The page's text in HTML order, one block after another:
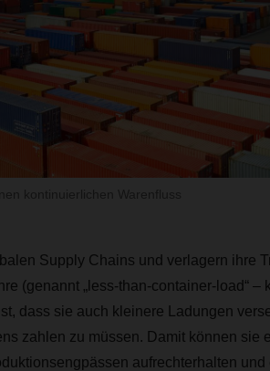
Supply Chains und verlagern ihre
(genannt „less-than-container-load“ –
dass sie auch kleinere Ladungen
zahlen zu müssen. Damit können sie
aufrechterhalten und